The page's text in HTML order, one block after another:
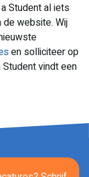
Student al iets
de website. Wij
en solliciteer op
vindt een